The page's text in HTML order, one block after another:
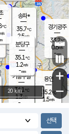
용인
35.2℃
1.5m/s
경기광주
33.2℃
0.6m/s
-mm
송파*
35.7℃
2.5m/s
-mm
℃
m/s
기흥구갈
34.1℃
1.3m/s
-
분당구
35.1℃
1.2m/s
-mm
+
−
20 km